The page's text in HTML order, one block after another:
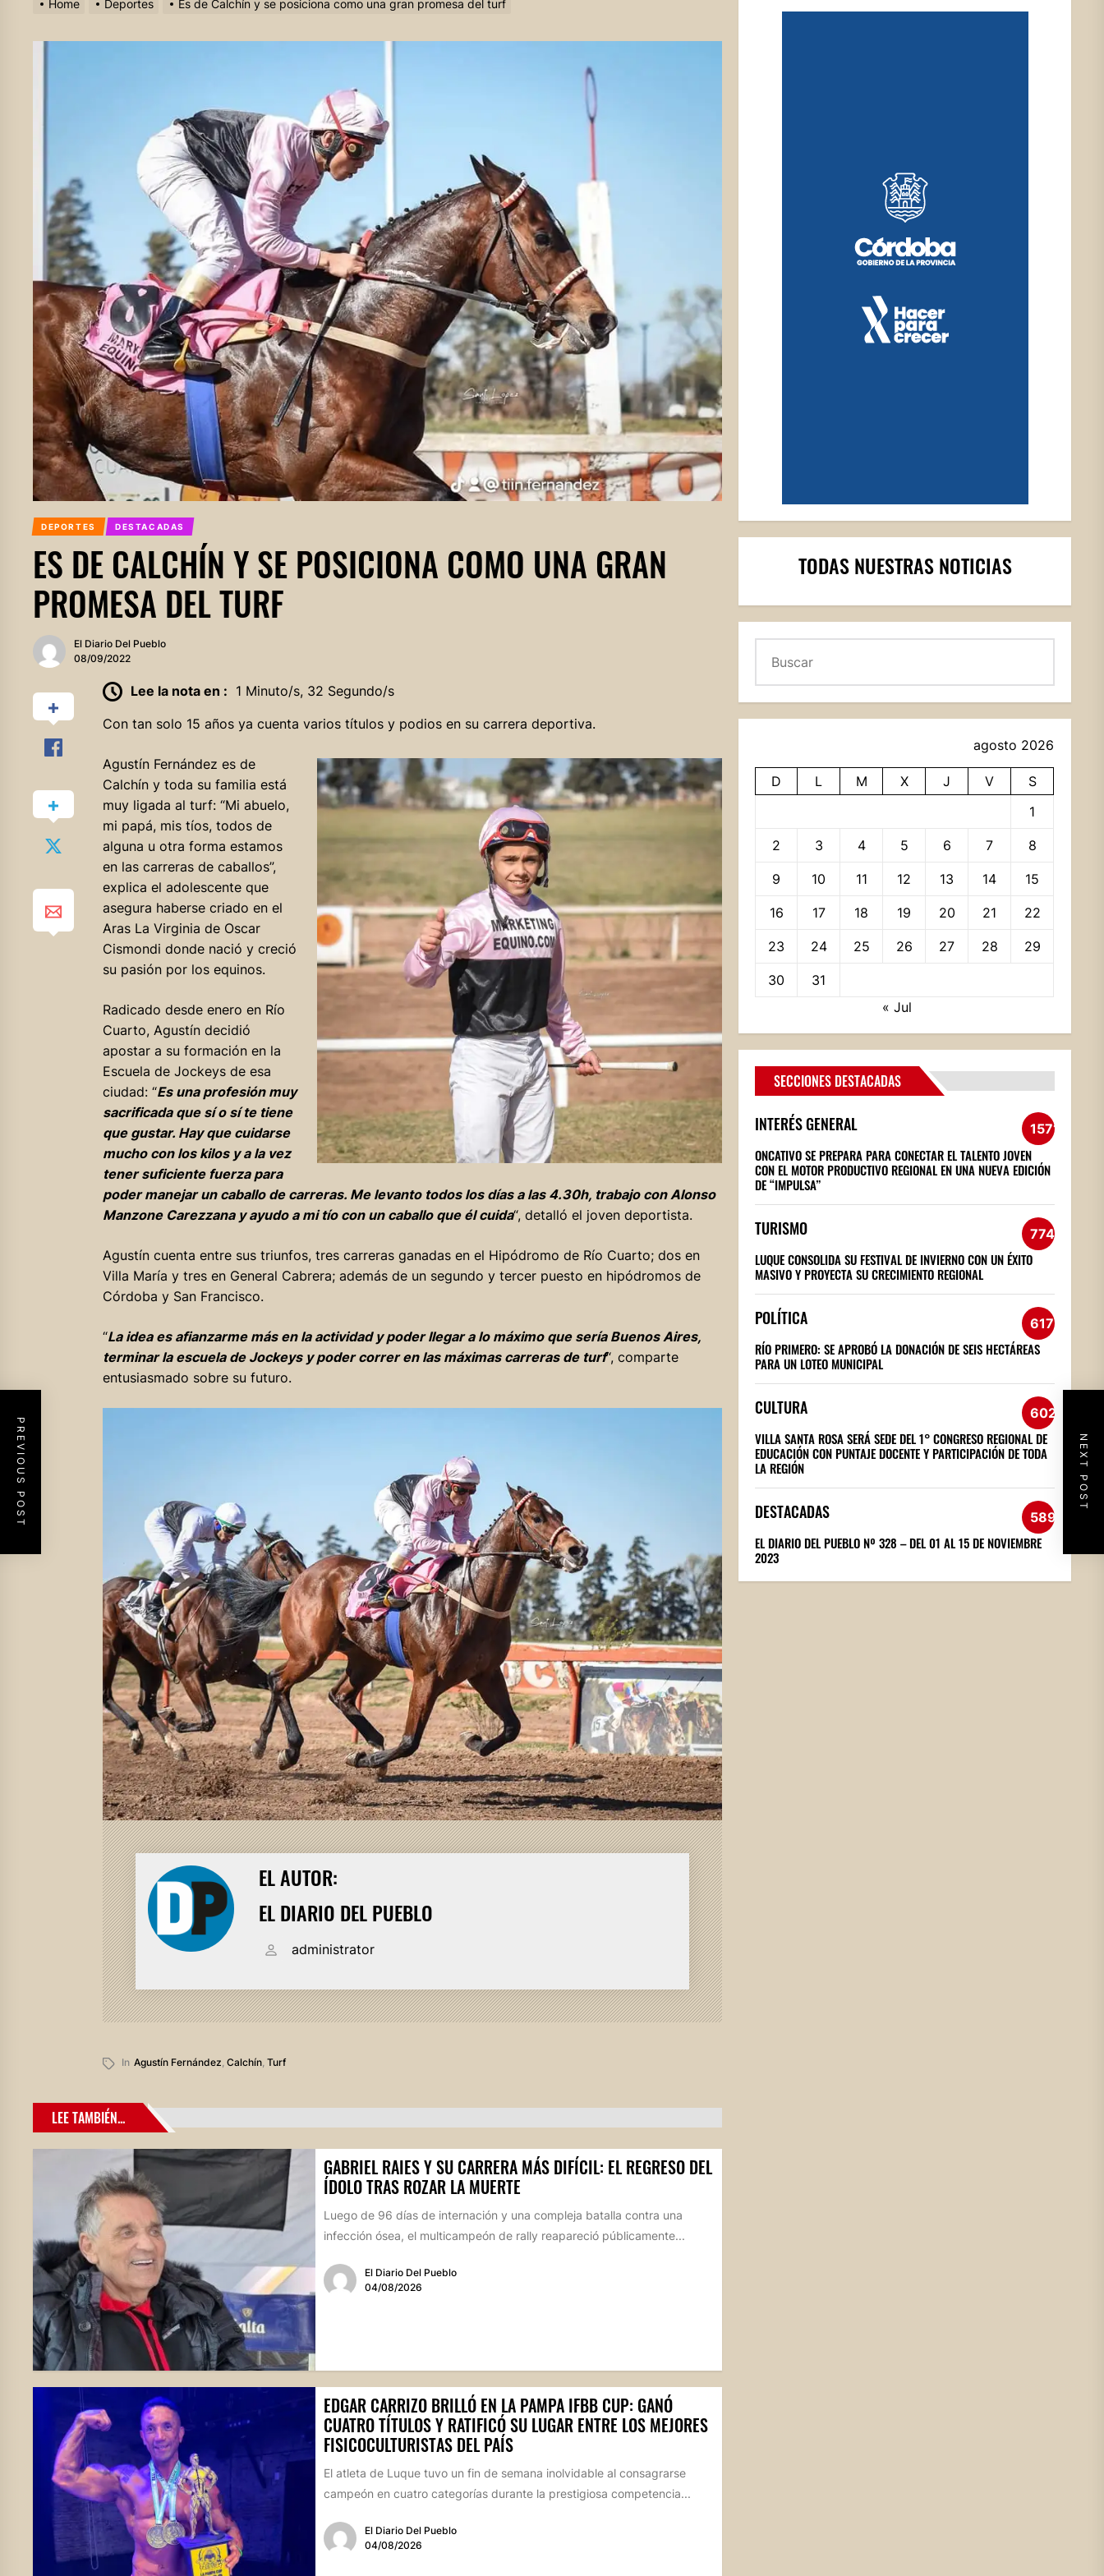
Home Deportes Es de Calchín y se posiciona como una gran promesa del turf
DEPORTES DESTACADAS
ES DE CALCHÍN Y SE POSICIONA COMO UNA GRAN
PROMESA DEL TURF
El Diario Del Pueblo
08/09/2022
Lee la nota en : 1 Minuto/s, 32 Segundo/s
Con tan solo 15 años ya cuenta varios títulos y podios en su carrera deportiva.
Agustín Fernández es de
Calchín y toda su familia está
muy ligada al turf: “Mi abuelo,
mi papá, mis tíos, todos de
alguna u otra forma estamos
en las carreras de caballos”,
explica el adolescente que
asegura haberse criado en el
Aras La Virginia de Oscar
Cismondi donde nació y creció
su pasión por los equinos.
Radicado desde enero en Río
Cuarto, Agustín decidió
apostar a su formación en la
Escuela de Jockeys de esa
ciudad: “Es una profesión muy
sacrificada que sí o sí te tiene
que gustar. Hay que cuidarse
mucho con los kilos y a la vez
tener suficiente fuerza para
poder manejar un caballo de carreras. Me levanto todos los días a las 4.30h, trabajo con Alonso
Manzone Carezzana y ayudo a mi tío con un caballo que él cuida“, detalló el joven deportista.
Agustín cuenta entre sus triunfos, tres carreras ganadas en el Hipódromo de Río Cuarto; dos en
Villa María y tres en General Cabrera; además de un segundo y tercer puesto en hipódromos de
Córdoba y San Francisco.
“La idea es afianzarme más en la actividad y poder llegar a lo máximo que sería Buenos Aires,
terminar la escuela de Jockeys y poder correr en las máximas carreras de turf“, comparte
entusiasmado sobre su futuro.
EL AUTOR:
EL DIARIO DEL PUEBLO
administrator
In Agustín Fernández, Calchín, Turf
PREVIOUS POST NEXT POST
LEE TAMBIÉN...
GABRIEL RAIES Y SU CARRERA MÁS DIFÍCIL: EL REGRESO DEL
ÍDOLO TRAS ROZAR LA MUERTE
Luego de 96 días de internación y una compleja batalla contra una
infección ósea, el multicampeón de rally reapareció públicamente...
El Diario Del Pueblo
04/08/2026
EDGAR CARRIZO BRILLÓ EN LA PAMPA IFBB CUP: GANÓ
CUATRO TÍTULOS Y RATIFICÓ SU LUGAR ENTRE LOS MEJORES
FISICOCULTURISTAS DEL PAÍS
El atleta de Luque tuvo un fin de semana inolvidable al consagrarse
campeón en cuatro categorías durante la prestigiosa competencia...
El Diario Del Pueblo
04/08/2026
TODAS NUESTRAS NOTICIAS
agosto 2026
D L M X J V
S
1
2 3 4 5 6 7 8
9 10 11 12 13 14 15
16 17 18 19 20 21 22
23 24 25 26 27 28 29
30
31
« Jul
SECCIONES DESTACADAS
INTERÉS GENERAL 1571
ONCATIVO SE PREPARA PARA CONECTAR EL TALENTO JOVEN
CON EL MOTOR PRODUCTIVO REGIONAL EN UNA NUEVA EDICIÓN
DE “IMPULSA”
TURISMO 774
LUQUE CONSOLIDA SU FESTIVAL DE INVIERNO CON UN ÉXITO
MASIVO Y PROYECTA SU CRECIMIENTO REGIONAL
POLÍTICA 617
RÍO PRIMERO: SE APROBÓ LA DONACIÓN DE SEIS HECTÁREAS
PARA UN LOTEO MUNICIPAL
CULTURA 602
VILLA SANTA ROSA SERÁ SEDE DEL 1° CONGRESO REGIONAL DE
EDUCACIÓN CON PUNTAJE DOCENTE Y PARTICIPACIÓN DE TODA
LA REGIÓN
DESTACADAS 589
EL DIARIO DEL PUEBLO Nº 328 – DEL 01 AL 15 DE NOVIEMBRE
2023